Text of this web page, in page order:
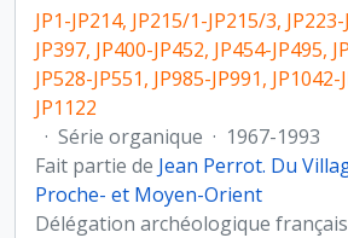
JP1-JP214, JP215/1-JP215/3,
JP397, JP400-JP452, JP454-JP495,
JP528-JP551, JP985-JP991,
JP1122
· Série organique · 1967-1993
Fait partie de Jean Perrot. Du
Proche- et Moyen-Orient
Délégation archéologique